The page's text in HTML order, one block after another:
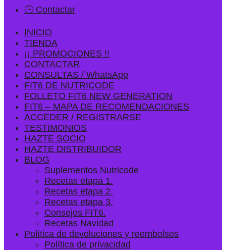
🕒 Contactar
INICIO
TIENDA
¡¡ PROMOCIONES !!
CONTACTAR
CONSULTAS / WhatsApp
FIT6 DE NUTRICODE
FOLLETO FIT6 NEW GENERATION
FIT6 – MAPA DE RECOMENDACIONES
ACCEDER / REGISTRARSE
TESTIMONIOS
HAZTE SOCIO
HAZTE DISTRIBUIDOR
BLOG
Suplementos Nutricode
Recetas etapa 1.
Recetas etapa 2.
Recetas etapa 3.
Consejos FIT6.
Recetas Navidad
Política de devoluciones y reembolsos
Política de privacidad